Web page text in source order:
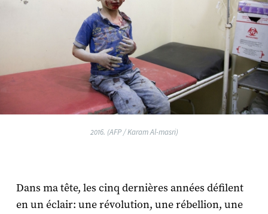
2016. (AFP / Karam Al-masri)
Dans ma tête, les cinq dernières années défilent
en un éclair: une révolution, une rébellion, une